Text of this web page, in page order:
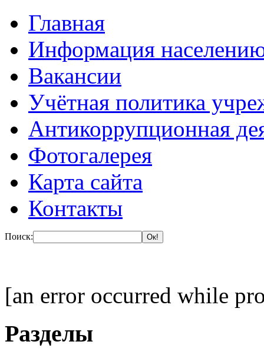
Главная
Информация
Вакансии
Учётная политика
Антикоррупционная
Фотогалерея
Карта сайта
Контакты
Поиск:
[an error occurred while
Разделы